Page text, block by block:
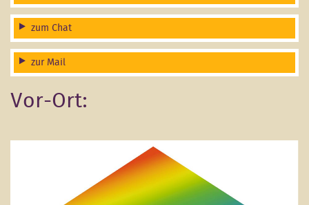
zum Chat
zur Mail
Vor-Ort: